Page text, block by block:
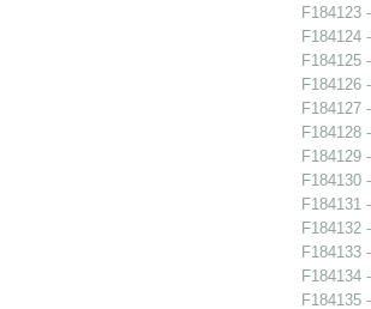
F184123
F184124
F184125
F184126
F184127
F184128
F184129
F184130
F184131
F184132
F184133
F184134
F184135